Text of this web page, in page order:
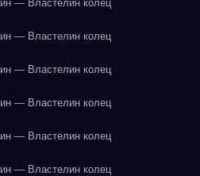
— Властелин колец
— Властелин колец
— Властелин колец
— Властелин колец
— Властелин колец
— Властелин колец